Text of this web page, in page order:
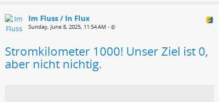
Im Fluss / In Flux
Sunday, June 8, 2025, 11:54 AM •
Stromkilometer 1000! Unser Ziel ist 0,
aber nicht nichtig.